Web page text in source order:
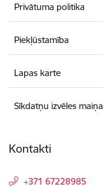
Privātuma politika
Piekļūstamība
Lapas karte
Sīkdatņu izvēles maiņa
Kontakti
+371 67228985